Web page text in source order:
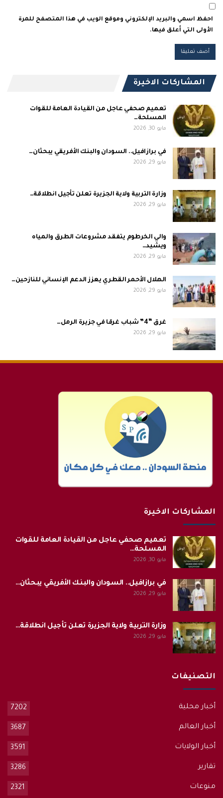
احفظ اسمي والبريد الإلكتروني وموقع الويب في هذا المتصفح للمرة
الأولى التي أعلق فيها.
المشاركات الاخيرة
تعميم صحفي عاجل من القيادة العامة للقوات
المسلحة…
مايو 30, 2026
في برازافيل.. السودان والبنك الأفريقي يبحثان…
مايو 29, 2026
وزارة التربية ولاية الجزيرة تعلن تأجيل انطلاقة…
مايو 29, 2026
والي الخرطوم يتفقد مشروعات الطرق والمياه
ويشيد…
مايو 29, 2026
الهلال الأحمر القطري يعزز الدعم الإنساني للنازحين…
مايو 29, 2026
غرق “4” شباب غرقا في جزيرة الرمل…
مايو 29, 2026
المشاركات الاخيرة
تعميم صحفي عاجل من القيادة العامة للقوات
المسلحة…
مايو 30, 2026
في برازافيل.. السودان والبنك الأفريقي يبحثان…
مايو 29, 2026
وزارة التربية ولاية الجزيرة تعلن تأجيل انطلاقة…
مايو 29, 2026
التصنيفات
أخبار محلية 7202
أخبار العالم 3687
أخبار الولايات 3591
تقارير 3286
منوعات 2321